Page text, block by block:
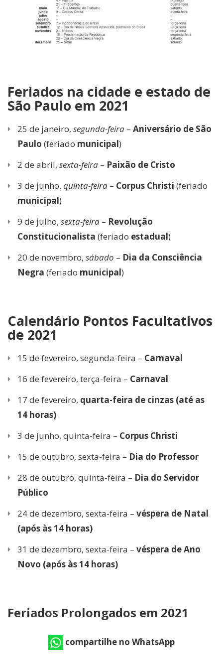
Feriados na cidade e estado de
São Paulo em 2021
25 de janeiro, segunda-feira – Aniversário de São
Paulo (feriado municipal)
2 de abril, sexta-feira – Paixão de Cristo
3 de junho, quinta-feira – Corpus Christi (feriado
municipal)
9 de julho, sexta-feira – Revolução
Constitucionalista (feriado estadual)
20 de novembro, sábado – Dia da Consciência
Negra (feriado municipal)
Calendário Pontos Facultativos
de 2021
15 de fevereiro, segunda-feira – Carnaval
16 de fevereiro, terça-feira – Carnaval
17 de fevereiro, quarta-feira de cinzas (até as
14 horas)
3 de junho, quinta-feira – Corpus Christi
15 de outubro, sexta-feira – Dia do Professor
28 de outubro, quinta-feira – Dia do Servidor
Público
24 de dezembro, sexta-feira – véspera de Natal
(após às 14 horas)
31 de dezembro, sexta-feira – véspera de Ano
Novo (após às 14 horas)
Feriados Prolongados em 2021
compartilhe no WhatsApp